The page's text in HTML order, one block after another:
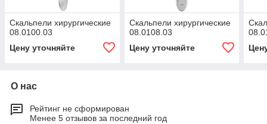
Скальпели хирургические
08.0100.03
Цену уточняйте
Скальпели хирургические
08.0108.03
Цену уточняйте
О нас
Рейтинг не сформирован
Менее 5 отзывов за последний год